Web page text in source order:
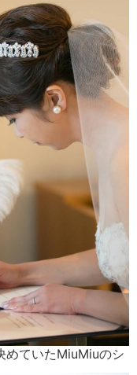
めていたMiuMiuのシ